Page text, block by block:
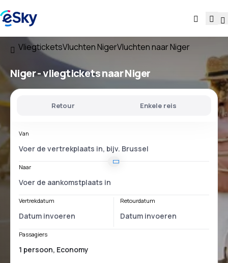
VliegticketsVluchten NigerVluchten naar Niger
Niger - vliegtickets naar Niger
Retour Enkele reis
Van
Naar
Vertrekdatum Retourdatum
Passagiers